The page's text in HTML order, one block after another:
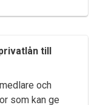
till
och
som kan ge